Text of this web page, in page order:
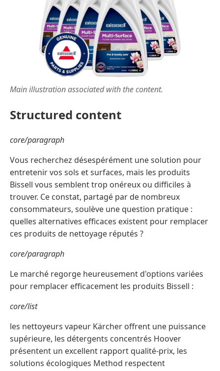
Main illustration associated with the content.
Structured content
core/paragraph
Vous recherchez désespérément une solution pour
entretenir vos sols et surfaces, mais les produits
Bissell vous semblent trop onéreux ou difficiles à
trouver. Ce constat, partagé par de nombreux
consommateurs, soulève une question pratique :
quelles alternatives efficaces existent pour remplacer
ces produits de nettoyage réputés ?
core/paragraph
Le marché regorge heureusement d'options variées
pour remplacer efficacement les produits Bissell :
core/list
les nettoyeurs vapeur Kärcher offrent une puissance
supérieure, les détergents concentrés Hoover
présentent un excellent rapport qualité-prix, les
solutions écologiques Method respectent